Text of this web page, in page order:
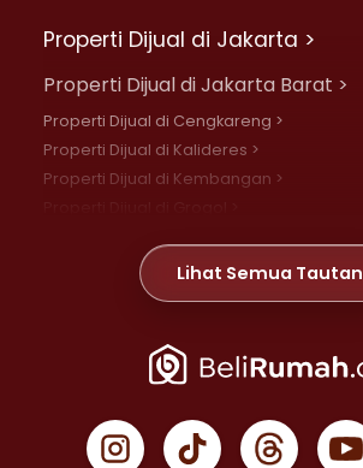
Properti Dijual di Jakarta >
Properti Dijual di Jakarta Barat >
Properti Dijual di Cengkareng >
Properti Dijual di Kalideres >
Properti Dijual di Kembangan >
Properti Dijual di Meruya >
Properti Dijual di Jelambar >
Properti Dijual di Jakarta Pusat >
Properti Dijual di Gambir >
Properti Dijual di Johar Baru >
Lihat Semua Tautan